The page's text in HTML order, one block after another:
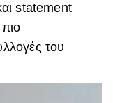
statement
του